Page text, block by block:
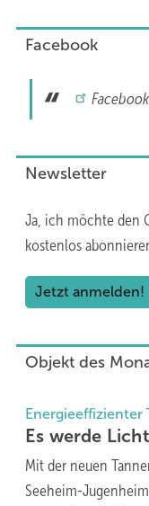
Facebook
Facebook
Newsletter
Ja, ich möchte den
kostenlos
Jetzt anmelden!
Objekt des
Energieeffizienter
Es werde
Mit der neuen
Seeheim-